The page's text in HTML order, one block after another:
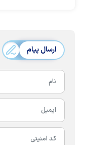
ارسال پیام